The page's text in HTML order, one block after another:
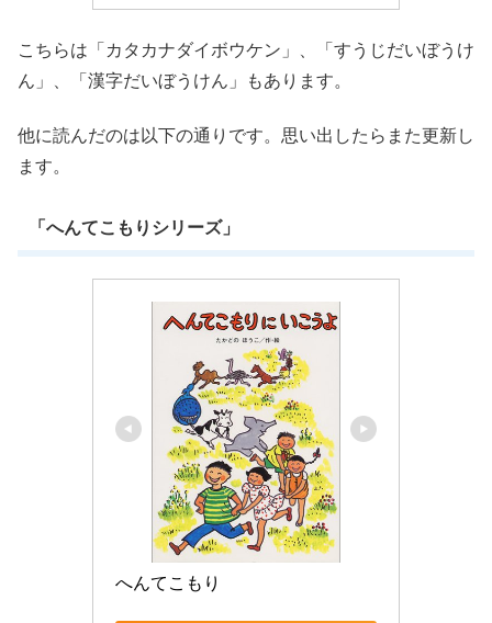
こちらは「カタカナダイボウケン」、「すうじだいぼうけ
ん」、「漢字だいぼうけん」もあります。
他に読んだのは以下の通りです。思い出したらまた更新し
ます。
「へんてこもりシリーズ」
へんてこもり